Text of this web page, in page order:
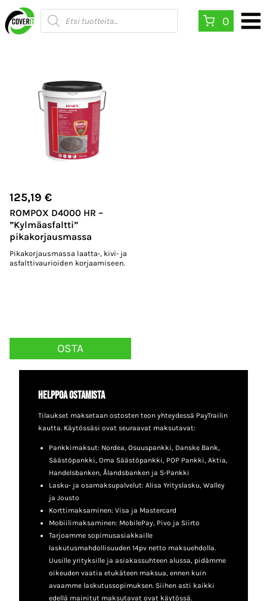
Siirry
sisältöön
Products
search
0
125,19 €
ROMPOX D4000 HR –
”Kylmäasfaltti”
pikakorjausmassa
Pikakorjausmassa laatta-, kivi- ja
asfalttivaurioiden korjaamiseen.
OSTA
Tällä
useampi
muunnelma.
Voit
tehdä
valinnat
tuotteen
sivulla.
Helppoa ostamista
Tilaukset maksetaan ostosten teon yhteydessä PayTrailin
kautta. Käytössäsi ovat seuraavat maksutavat:
Pankkimaksut: Nordea, Osuuspankki, Danske Bank,
Säästöpankki, Oma Säästöpankki, POP Pankki, Aktia,
Handelsbanken, Ålandsbanken ja S-Pankki
Lasku- ja osamaksupalvelut: Alisa Yrityslasku, Walley
ja Jousto
Korttimaksaminen: Visa ja Mastercard
Mobiilimaksaminen: MobilePay, Pivo ja Siirto
Tarjoamme sopimusasiakkaille
laskutusmahdollisuuden 14pv netto maksuehdolla.
Uusille yrityksille ja asiakassuhteen alussa, pidämme
oikeuden vaatia etukäteen maksua, ennen kuin
avaamme laskutussopimuksen. Siihen asti kaikki
edellä mainitut maksutavat ovat käytössä.